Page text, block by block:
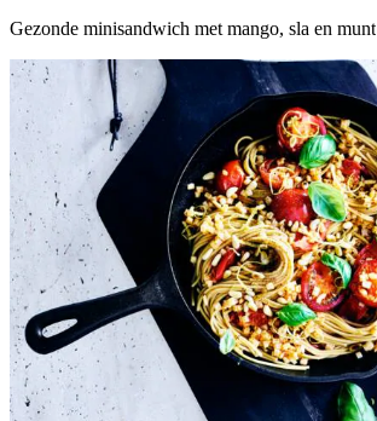
Gezonde minisandwich met mango, sla en munt